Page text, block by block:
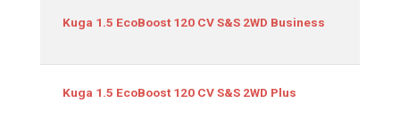
Kuga 1.5 EcoBoost 120 CV S&S 2WD Business
Kuga 1.5 EcoBoost 120 CV S&S 2WD Plus